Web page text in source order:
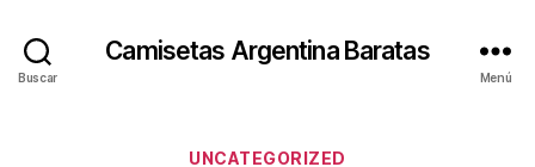
Buscar
Camisetas Argentina Baratas
Menú
Categorías
UNCATEGORIZED